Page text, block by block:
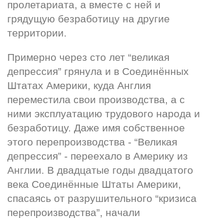
пролетариата, а вместе с ней и
грядущую безработицу на другие
территории.
Примерно через сто лет “великая
депрессия” грянула и в Соединённых
Штатах Америки, куда Англия
переместила свои производства, а с
ними эксплуатацию трудового народа и
безработицу. Даже имя собственное
этого перепроизводства - “Великая
депрессия” - переехало в Америку из
Англии. В двадцатые годы двадцатого
века Соединённые Штаты Америки,
спасаясь от разрушительного “кризиса
перепроизводства”, начали